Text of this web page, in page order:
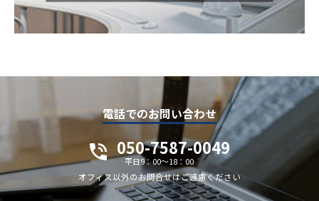
電話でのお問い合わせ
050-7587-0049
平日9：00～18：00
オフィス以外のお問合せはご遠慮ください